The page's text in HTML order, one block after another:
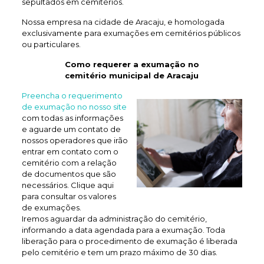
Nossa empresa na cidade de Aracaju, e homologada
exclusivamente para exumações em cemitérios públicos
ou particulares.
Como requerer a exumação no
cemitério municipal de Aracaju
Preencha o requerimento
de exumação no nosso site
com todas as informações
e aguarde um contato de
nossos operadores que irão
entrar em contato com o
cemitério com a relação
de documentos que são
necessários. Clique aqui
para consultar os valores
de exumações.
Iremos aguardar da administração do cemitério,
informando a data agendada para a exumação. Toda
liberação para o procedimento de exumação é liberada
pelo cemitério e tem um prazo máximo de 30 dias.